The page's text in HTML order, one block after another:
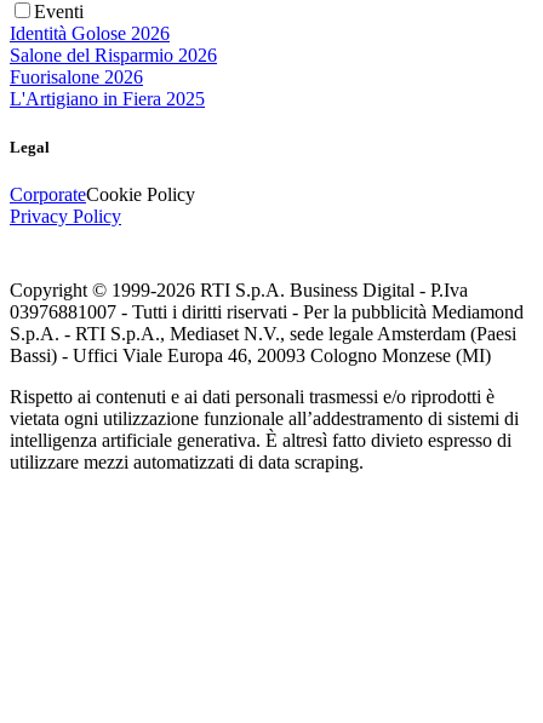
Eventi
Identità Golose 2026
Salone del Risparmio 2026
Fuorisalone 2026
L'Artigiano in Fiera 2025
Legal
CorporateCookie Policy
Privacy Policy
Copyright © 1999-2026 RTI S.p.A. Business Digital - P.Iva
03976881007 - Tutti i diritti riservati - Per la pubblicità Mediamond
S.p.A. - RTI S.p.A., Mediaset N.V., sede legale Amsterdam (Paesi
Bassi) - Uffici Viale Europa 46, 20093 Cologno Monzese (MI)
Rispetto ai contenuti e ai dati personali trasmessi e/o riprodotti è
vietata ogni utilizzazione funzionale all’addestramento di sistemi di
intelligenza artificiale generativa. È altresì fatto divieto espresso di
utilizzare mezzi automatizzati di data scraping.